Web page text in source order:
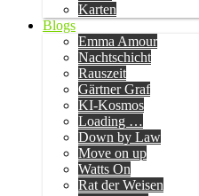
Karten
Blogs
Emma Amour
Nachtschicht
Rauszeit
Gärtner Graf
KI-Kosmos
Loading …
Down by Law
Move on up
Watts On
Rat der Weisen